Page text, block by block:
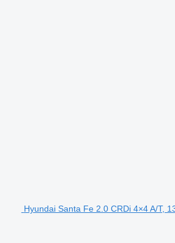
Hyundai Santa Fe 2.0 CRDi 4×4 A/T,